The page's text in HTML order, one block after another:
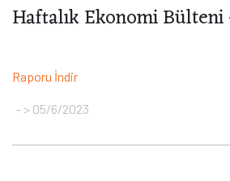
Haftalık Ekonomi
Raporu İndir
> 05/6/2023